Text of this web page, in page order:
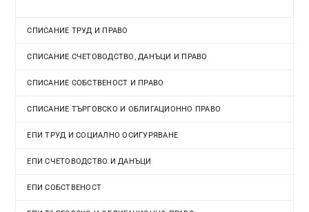
СПИСАНИЕ ТРУД И ПРАВО
СПИСАНИЕ СЧЕТОВОДСТВО, ДАНЪЦИ И ПРАВО
СПИСАНИЕ СОБСТВЕНОСТ И ПРАВО
СПИСАНИЕ ТЪРГОВСКО И ОБЛИГАЦИОННО ПРАВО
ЕПИ ТРУД И СОЦИАЛНО ОСИГУРЯВАНЕ
ЕПИ СЧЕТОВОДСТВО И ДАНЪЦИ
ЕПИ СОБСТВЕНОСТ